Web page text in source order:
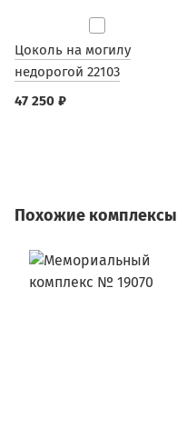
Цоколь на могилу
недорогой 22103
47 250 ₽
Похожие комплексы